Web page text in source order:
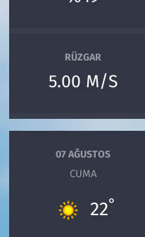
RÜZGAR
5.00 M/S
07 AĞUSTOS
CUMA
22°